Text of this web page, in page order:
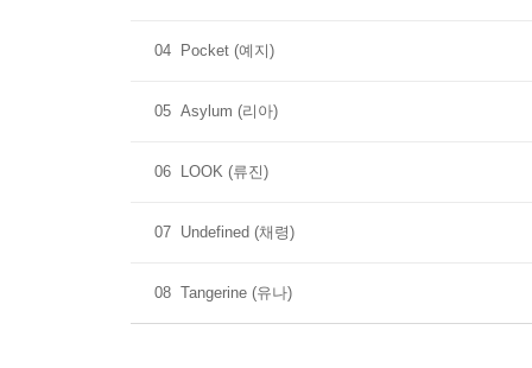
04 Pocket (예지)
05 Asylum (리아)
06 LOOK (류진)
07 Undefined (채령)
08 Tangerine (유나)